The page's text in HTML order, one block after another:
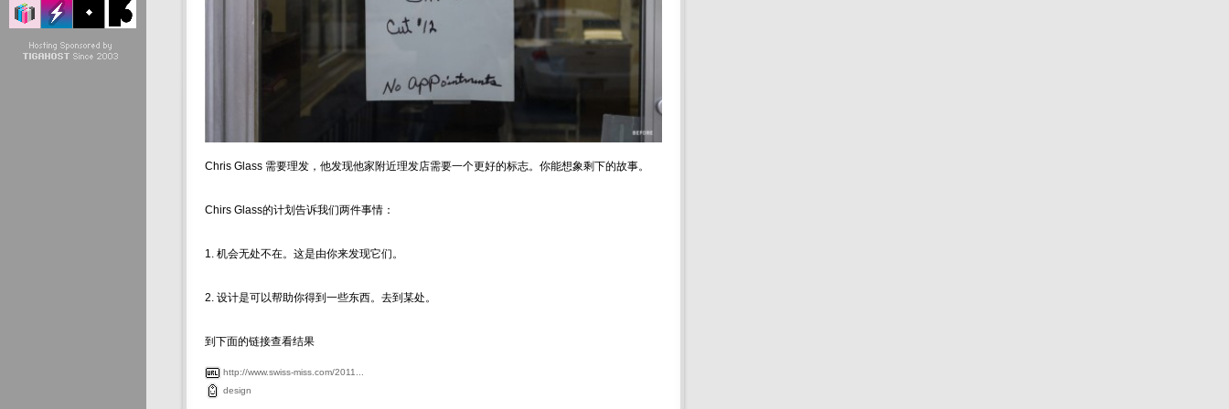
Chris Glass 需要理发，他发现他家附近理发店需要一个更好的标志。你能想象剩下的故事。
Chirs Glass的计划告诉我们两件事情：
1. 机会无处不在。这是由你来发现它们。
2. 设计是可以帮助你得到一些东西。去到某处。
到下面的链接查看结果
http://www.swiss-miss.com/2011...
design